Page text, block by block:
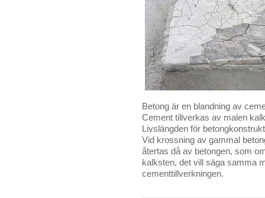
Betong är en blandning av
Cement tillverkas av malen
Livslängden för
Vid krossning av gammal
återtas då av betongen, som
kalksten, det vill säga samma
cementtillverkningen.